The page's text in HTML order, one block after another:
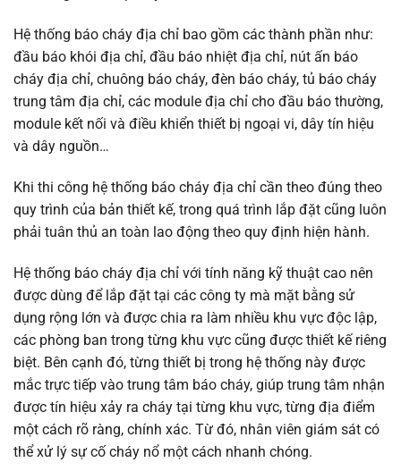
Hệ thống báo cháy địa chỉ bao gồm các thành phần như:
đầu báo khói địa chỉ, đầu báo nhiệt địa chỉ, nút ấn báo
cháy địa chỉ, chuông báo cháy, đèn báo cháy, tủ báo cháy
trung tâm địa chỉ, các module địa chỉ cho đầu báo thường,
module kết nối và điều khiển thiết bị ngoại vi, dây tín hiệu
và dây nguồn…
Khi thi công hệ thống báo cháy địa chỉ cần theo đúng theo
quy trình của bản thiết kế, trong quá trình lắp đặt cũng luôn
phải tuân thủ an toàn lao động theo quy định hiện hành.
Hệ thống báo cháy địa chỉ với tính năng kỹ thuật cao nên
được dùng để lắp đặt tại các công ty mà mặt bằng sử
dụng rộng lớn và được chia ra làm nhiều khu vực độc lập,
các phòng ban trong từng khu vực cũng được thiết kế riêng
biệt. Bên cạnh đó, từng thiết bị trong hệ thống này được
mắc trực tiếp vào trung tâm báo cháy, giúp trung tâm nhận
được tín hiệu xảy ra cháy tại từng khu vực, từng địa điểm
một cách rõ ràng, chính xác. Từ đó, nhân viên giám sát có
thể xử lý sự cố cháy nổ một cách nhanh chóng.